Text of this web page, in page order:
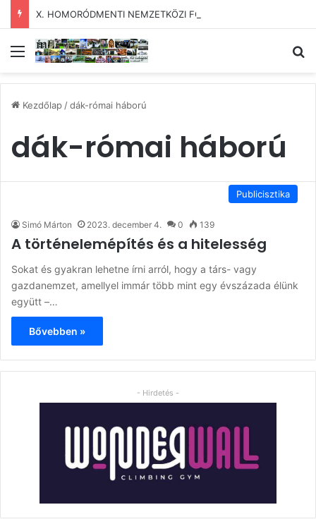
X. HOMORÓDMENTI NEMZETKÖZI FOTÓTÁBOR
Menü
Kezdőlap/dák-római háború
dák-római háború
Publicisztika
Simó Márton 2023. december 4. 0 139
A történelemépítés és a hitelesség
Sokat és gyakran lehetne írni arról, hogy a társ- vagy
gazdanemzet, amellyel immár több mint egy évszázada élünk
együtt –…
Bővebben »
- Hirdetés -